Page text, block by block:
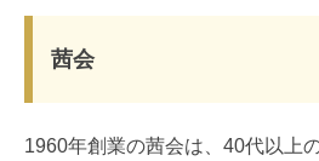
茜会
1960年創業の茜会は、40代以上